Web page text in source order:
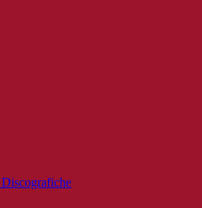
approfondire e perfezionare il
carriera a venire. Non di meno il